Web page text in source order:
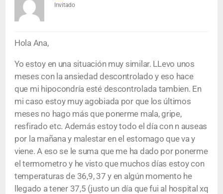
Invitado
Hola Ana,
Yo estoy en una situación muy similar. LLevo unos
meses con la ansiedad descontrolado y eso hace
que mi hipocondría esté descontrolada tambien. En
mi caso estoy muy agobiada por que los últimos
meses no hago más que ponerme mala, gripe,
resfirado etc. Además estoy todo el día con n auseas
por la mañana y malestar en el estomago que va y
viene. A eso se le suma que me ha dado por ponerme
el termometro y he visto que muchos días estoy con
temperaturas de 36,9, 37 y en algún momento he
llegado a tener 37,5 (justo un día que fui al hospital xq